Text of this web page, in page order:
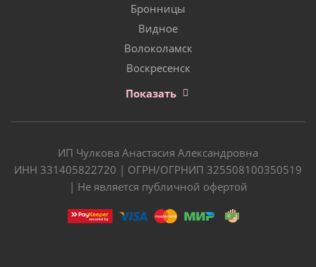
Бронницы
Видное
Волоколамск
Воскресенск
Показать
ИП Чулкова Анастасия Александровна
ИНН 331405822720 | ОГРН/ОГРНИП 325508100350519
| Не является публичной офертой